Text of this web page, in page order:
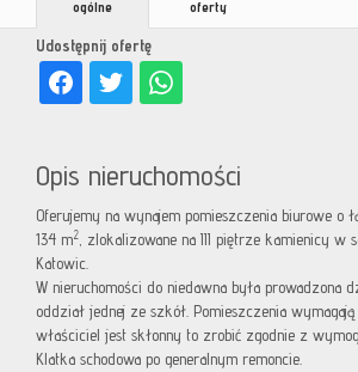
Udostępnij ofertę
ogólne
oferty
Opis nieruchomości
Oferujemy na wynajem pomieszczenia biurowe o
134 m2, zlokalizowane na III piętrze kamienicy w
Katowic.
W nieruchomości do niedawna była prowadzona
oddział jednej ze szkół. Pomieszczenia
właściciel jest skłonny to zrobić zgodnie z
Klatka schodowa po generalnym remoncie.